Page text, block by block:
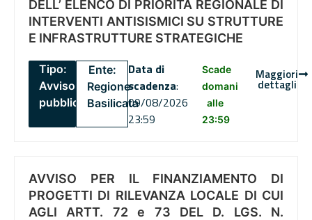
DELL’ ELENCO DI PRIORITÀ REGIONALE DI
INTERVENTI ANTISISMICI SU STRUTTURE
E INFRASTRUTTURE STRATEGICHE
Tipo:
Avviso
pubblico
Ente:
Regione
Basilicata
Data di
scadenza:
09/08/2026
23:59
Scade
domani
alle
23:59
Maggiori
dettagli
AVVISO PER IL FINANZIAMENTO DI
PROGETTI DI RILEVANZA LOCALE DI CUI
AGLI ARTT. 72 e 73 DEL D. LGS. N.